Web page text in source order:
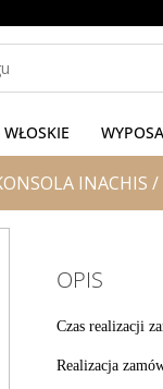
INACHIS /
OPIS
Czas realizacji
Realizacja